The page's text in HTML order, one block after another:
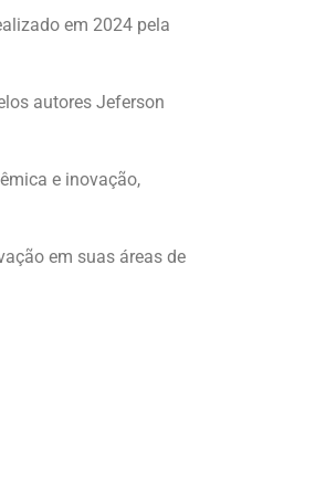
em 2024 pela
autores Jeferson
e inovação,
em suas áreas de